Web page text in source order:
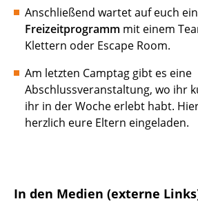
Anschließend wartet auf euch
Freizeitprogramm mit einem
Klettern oder Escape Room.
Am letzten Camptag gibt es eine
Abschlussveranstaltung, wo ihr
ihr in der Woche erlebt habt.
herzlich eure Eltern eingeladen.
In den Medien (externe